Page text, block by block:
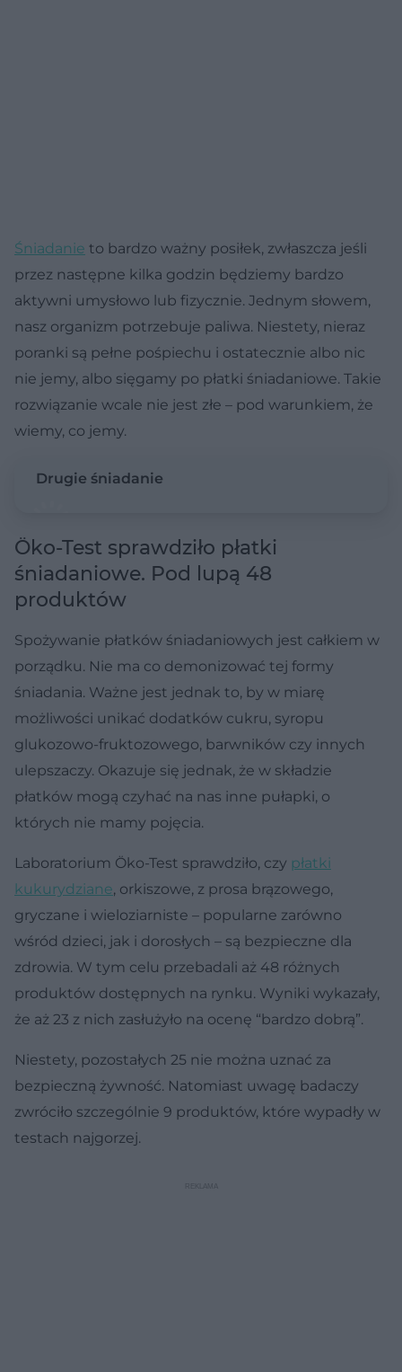
Śniadanie to bardzo ważny posiłek, zwłaszcza jeśli
przez następne kilka godzin będziemy bardzo
aktywni umysłowo lub fizycznie. Jednym słowem,
nasz organizm potrzebuje paliwa. Niestety, nieraz
poranki są pełne pośpiechu i ostatecznie albo nic
nie jemy, albo sięgamy po płatki śniadaniowe. Takie
rozwiązanie wcale nie jest złe – pod warunkiem, że
wiemy, co jemy.
Drugie śniadanie
Öko-Test sprawdziło płatki
śniadaniowe. Pod lupą 48
produktów
Spożywanie płatków śniadaniowych jest całkiem w
porządku. Nie ma co demonizować tej formy
śniadania. Ważne jest jednak to, by w miarę
możliwości unikać dodatków cukru, syropu
glukozowo-fruktozowego, barwników czy innych
ulepszaczy. Okazuje się jednak, że w składzie
płatków mogą czyhać na nas inne pułapki, o
których nie mamy pojęcia.
Laboratorium Öko-Test sprawdziło, czy płatki
kukurydziane, orkiszowe, z prosa brązowego,
gryczane i wieloziarniste – popularne zarówno
wśród dzieci, jak i dorosłych – są bezpieczne dla
zdrowia. W tym celu przebadali aż 48 różnych
produktów dostępnych na rynku. Wyniki wykazały,
że aż 23 z nich zasłużyło na ocenę “bardzo dobrą”.
Niestety, pozostałych 25 nie można uznać za
bezpieczną żywność. Natomiast uwagę badaczy
zwróciło szczególnie 9 produktów, które wypadły w
testach najgorzej.